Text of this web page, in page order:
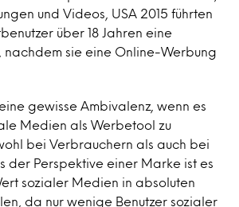
und Videos, USA 2015 führten
über 18 Jahren eine
nachdem sie eine Online-Werbung
gewisse Ambivalenz, wenn es
Medien als Werbetool zu
bei Verbrauchern als auch bei
der Perspektive einer Marke ist es
sozialer Medien in absoluten
da nur wenige Benutzer sozialer